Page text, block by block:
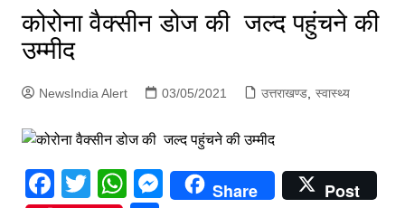
कोरोना वैक्सीन डोज की जल्द पहुंचने की
उम्मीद
NewsIndia Alert 03/05/2021 उत्तराखण्ड, स्वास्थ्य
F T W M
Share
Post
p
g